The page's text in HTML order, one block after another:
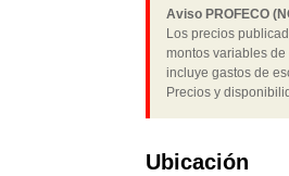
Aviso PROFECO
Los precios
montos variables
incluye gastos de
Precios y
Ubicación